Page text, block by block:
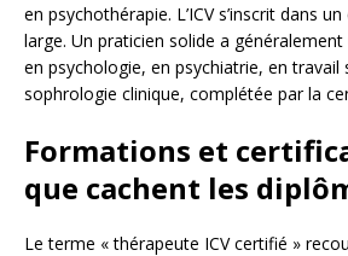
en psychothérapie. L’ICV s’inscrit dans
large. Un praticien solide a
en psychologie, en psychiatrie, en travail
sophrologie clinique, complétée par la
Formations et
que cachent les
Le terme « thérapeute ICV certifié »